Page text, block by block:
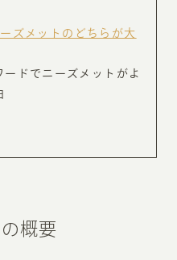
ズメットのどちらが大
ードでニーズメットがよ
概要